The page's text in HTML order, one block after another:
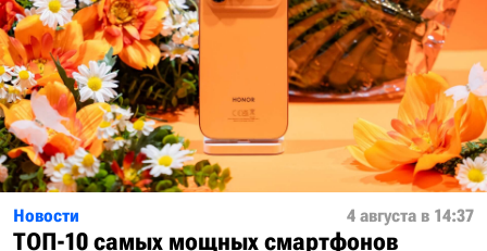
Новости 4 августа в 14:37
ТОП-10 самых мощных смартфонов